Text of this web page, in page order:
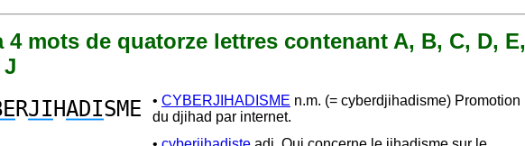
4 mots de quatorze lettres contenant A, B, C, D, E,
RJI HADISME • CYBERJIHADISME n.m. (= cyberdjihadisme) Promotion
du djihad par internet.